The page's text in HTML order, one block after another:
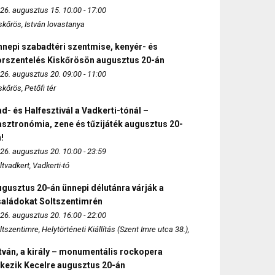
augusztus 15. 10:00 - 17:00
István lovastanya
szabadtéri szentmise, kenyér- és
Kiskőrösön augusztus 20-án
augusztus 20. 09:00 - 11:00
Petőfi tér
és Halfesztivál a Vadkerti-tónál –
zene és tűzijáték augusztus 20-
augusztus 20. 10:00 - 23:59
Vadkerti-tó
20-án ünnepi délutánra várják a
Soltszentimrén
augusztus 20. 16:00 - 22:00
Helytörténeti Kiállítás (Szent Imre utca 38.),
a király – monumentális rockopera
Kecelre augusztus 20-án